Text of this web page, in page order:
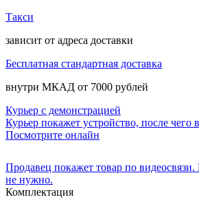
Такси
зависит от адреса доставки
Бесплатная стандартная доставка
внутри МКАД от 7000 рублей
Курьер с демонстрацией
Курьер покажет устройство, после
Посмотрите онлайн
Продавец покажет товар по
не нужно.
Комплектация